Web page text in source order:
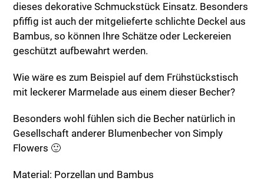
dieses dekorative Schmuckstück Einsatz. Besonders
pfiffig ist auch der mitgelieferte schlichte Deckel aus
Bambus, so können Ihre Schätze oder Leckereien
geschützt aufbewahrt werden.
Wie wäre es zum Beispiel auf dem Frühstückstisch
mit leckerer Marmelade aus einem dieser Becher?
Besonders wohl fühlen sich die Becher natürlich in
Gesellschaft anderer Blumenbecher von Simply
Flowers 🙂
Material: Porzellan und Bambus